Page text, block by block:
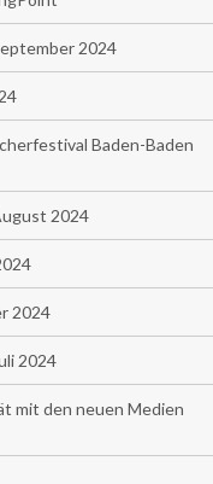
2024
Baden-Baden
2024
2024
2024
mit den neuen Medien